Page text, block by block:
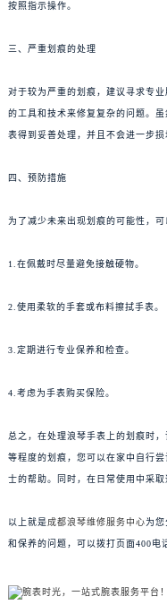
按照指示操作。
三、严重划痕的处理
对于较为严重的划痕，建议寻求专
的工具和技术来修复复杂的问题。
表得到妥善处理，并且不会进一步损
四、预防措施
为了减少未来出现划痕的可能性，可
1.在佩戴时尽量避免接触硬物。
2.使用柔软的手套或布料擦拭手表。
3.定期进行专业保养和检查。
4.考虑为手表购买保险。
总之，在处理浪琴手表上的划痕时
等程度的划痕，您可以在家中自行
士的帮助。同时，在日常使用中采
以上就是成都浪琴维修服务中心为您
和保养的问题，可以拨打页面400电